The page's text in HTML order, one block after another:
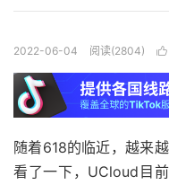
2022-06-04 阅读(2804) 
随着618的临近，越来
看了一下，UCloud目